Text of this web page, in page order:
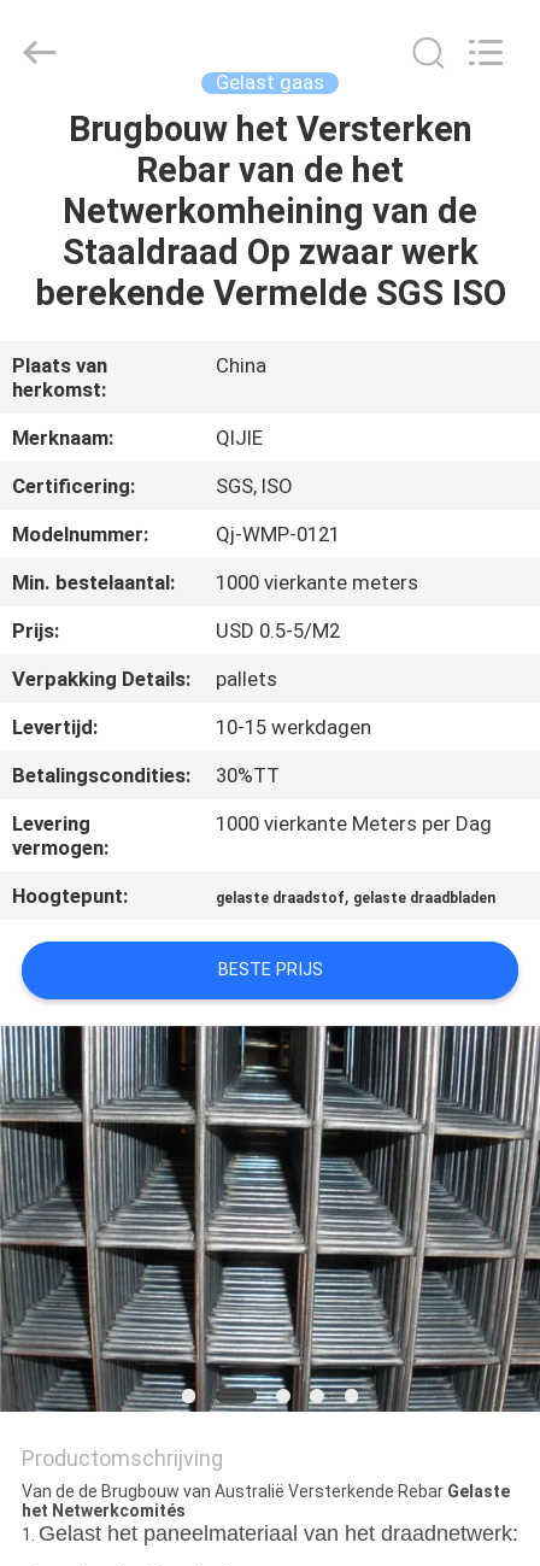
HUIS
PRODUCTEN
ONGEVEER
FABRIEKSREIS
KWALITEITSCONTROLE
CONTACTEER
ONS
VERZOEK
OM EEN
SITEMAP
PRIVACY
POLICY
Gelast gaas
Brugbouw het Versterken
Rebar van de het
Netwerkomheining van de
Staaldraad Op zwaar werk
berekende Vermelde SGS ISO
Plaats van
herkomst:
China
Merknaam:
QIJIE
Certificering:
SGS, ISO
Modelnummer:
Qj-WMP-0121
Min. bestelaantal:
1000 vierkante meters
Prijs:
USD 0.5-5/M2
Verpakking Details:
pallets
Levertijd:
10-15 werkdagen
Betalingscondities:
30%TT
Levering
vermogen:
1000 vierkante Meters per Dag
Hoogtepunt: gelaste draadstof, gelaste draadbladen
BESTE PRIJS
Productomschrijving
Van de de Brugbouw van Australië Versterkende Rebar Gelaste
het Netwerkcomités
1. Gelast het paneelmateriaal van het draadnetwerk: